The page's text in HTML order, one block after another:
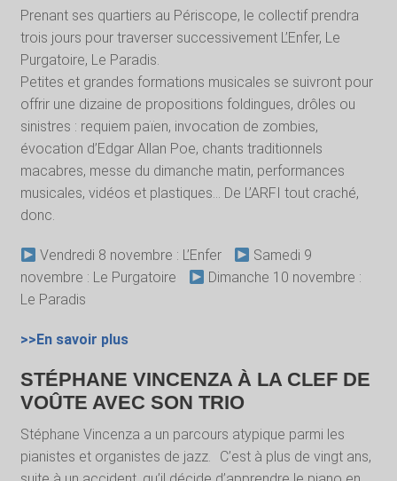
Prenant ses quartiers au Périscope, le collectif prendra
trois jours pour traverser successivement L’Enfer, Le
Purgatoire, Le Paradis.
Petites et grandes formations musicales se suivront pour
offrir une dizaine de propositions foldingues, drôles ou
sinistres : requiem païen, invocation de zombies,
évocation d’Edgar Allan Poe, chants traditionnels
macabres, messe du dimanche matin, performances
musicales, vidéos et plastiques… De L’ARFI tout craché,
donc.
Vendredi 8 novembre : L’Enfer
Samedi 9
novembre : Le Purgatoire
Dimanche 10 novembre :
Le Paradis
>>En savoir plus
STÉPHANE VINCENZA À LA CLEF DE
VOÛTE AVEC SON TRIO
Stéphane Vincenza a un parcours atypique parmi les
pianistes et organistes de jazz. C’est à plus de vingt ans,